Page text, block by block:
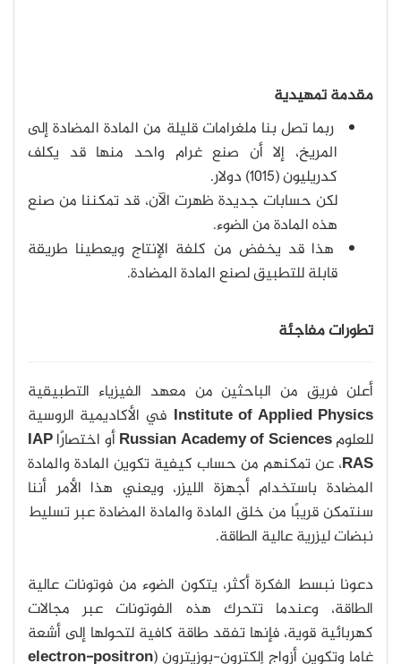
مقدمة تمهيدية
ربما تصل بنا ملغرامات قليلة من المادة المضادة إلى
المريخ، إلا أن صنع غرام واحد منها قد يكلف
كدريليون (1015) دولار.
لكن حسابات جديدة ظهرت الآن، قد تمكننا من صنع
هذه المادة من الضوء.
هذا قد يخفض من كلفة الإنتاج ويعطينا طريقة
قابلة للتطبيق لصنع المادة المضادة.
تطورات مفاجئة
أعلن فريق من الباحثين من معهد الفيزياء التطبيقية
Institute of Applied Physics في الأكاديمية الروسية
للعلومRussian Academy of Sciencesأو اختصارًاIAP
RAS، عن تمكنهم من حساب كيفية تكوين المادة والمادة
المضادة باستخدام أجهزة الليزر، ويعني هذا الأمر أننا
سنتمكن قريبًا من خلق المادة والمادة المضادة عبر تسليط
نبضات ليزرية عالية الطاقة.
دعونا نبسط الفكرة أكثر، يتكون الضوء من فوتونات عالية
الطاقة، وعندما تتحرك هذه الفوتونات عبر مجالات
كهربائية قوية، فإنها تفقد طاقة كافية لتحولها إلى أشعة
غاما وتكوين أزواج إلكترون-بوزيترون (electron-positron